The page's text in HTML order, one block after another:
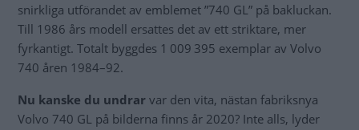
snirkliga utförandet av emblemet ”740 GL” på bakluckan.
Till 1986 års modell ersattes det av ett striktare, mer
fyrkantigt. Totalt byggdes 1 009 395 exemplar av Volvo
740 åren 1984–92.
Nu kanske du undrar var den vita, nästan fabriksnya
Volvo 740 GL på bilderna finns år 2020? Inte alls, lyder